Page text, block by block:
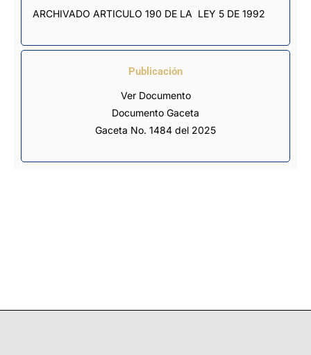
ARCHIVADO ARTICULO 190 DE LA  LEY 5 DE 1992
Publicación
Ver Documento
Documento Gaceta
Gaceta No. 1484 del 2025